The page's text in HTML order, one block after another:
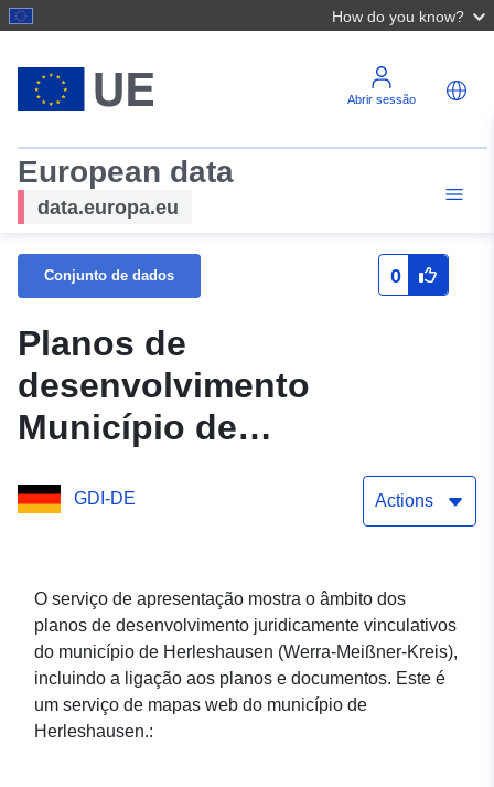
How do you know?
Abrir sessão
European data
data.europa.eu
Conjunto de dados 0
Planos de
desenvolvimento
Município de
_636005 _2160 _014 _000
GDI-DE Actions
O serviço de apresentação mostra o âmbito dos
planos de desenvolvimento juridicamente vinculativos
do município de Herleshausen (Werra-Meißner-Kreis),
incluindo a ligação aos planos e documentos. Este é
um serviço de mapas web do município de
Herleshausen.: